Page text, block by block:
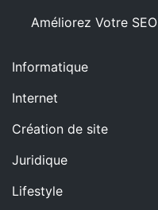
Améliorez Votre SEO
Informatique
Internet
Création de site
Juridique
Lifestyle